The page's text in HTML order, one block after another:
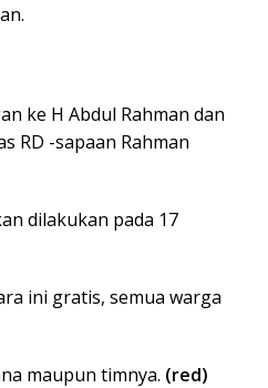
ke H Abdul Rahman dan
RD -sapaan Rahman
dilakukan pada 17
ini gratis, semua warga
maupun timnya. (red)